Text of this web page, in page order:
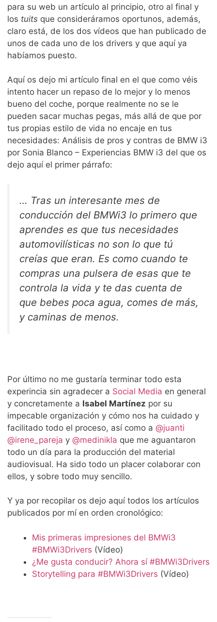
para su web un artículo al principio, otro al final y
los tuits que consideráramos oportunos, además,
claro está, de los dos vídeos que han publicado de
unos de cada uno de los drivers y que aquí ya
habíamos puesto.
Aquí os dejo mi artículo final en el que como véis
intento hacer un repaso de lo mejor y lo menos
bueno del coche, porque realmente no se le
pueden sacar muchas pegas, más allá de que por
tus propias estilo de vida no encaje en tus
necesidades: Análisis de pros y contras de BMW i3
por Sonia Blanco – Experiencias BMW i3 del que os
dejo aquí el primer párrafo:
… Tras un interesante mes de
conducción del BMWi3 lo primero que
aprendes es que tus necesidades
automovilísticas no son lo que tú
creías que eran. Es como cuando te
compras una pulsera de esas que te
controla la vida y te das cuenta de
que bebes poca agua, comes de más,
y caminas de menos.
Por último no me gustaría terminar todo esta
experincia sin agradecer a Social Media en general
y concretamente a Isabel Martínez por su
impecable organización y cómo nos ha cuidado y
facilitado todo el proceso, así como a @juanti
@irene_pareja y @medinikla que me aguantaron
todo un día para la producción del material
audiovisual. Ha sido todo un placer colaborar con
ellos, y sobre todo muy sencillo.
Y ya por recopilar os dejo aquí todos los artículos
publicados por mí en orden cronológico:
Mis primeras impresiones del BMWi3
#BMWi3Drivers (Vídeo)
¿Me gusta conducir? Ahora sí #BMWi3Drivers
Storytelling para #BMWi3Drivers (Vídeo)